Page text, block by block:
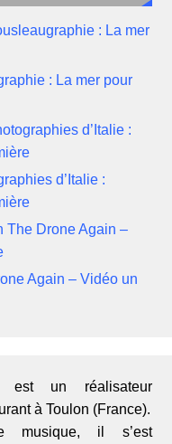
: La mer
: La mer pour
d’Italie :
d’Italie :
The Drone Again –
Again – Vidéo un
est un réalisateur
à Toulon (France).
musique, il s’est